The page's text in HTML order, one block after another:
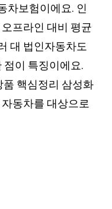
차보험이에요. 인
프라인 대비 평균
대 법인자동차도
점이 특징이에요.
핵심정리 삼성화
동차를 대상으로